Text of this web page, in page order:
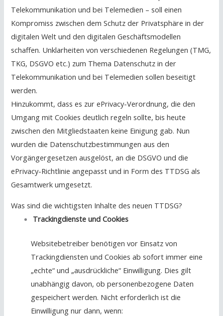
Telekommunikation und bei Telemedien – soll einen
Kompromiss zwischen dem Schutz der Privatsphäre in der
digitalen Welt und den digitalen Geschäftsmodellen
schaffen. Unklarheiten von verschiedenen Regelungen (TMG,
TKG, DSGVO etc.) zum Thema Datenschutz in der
Telekommunikation und bei Telemedien sollen beseitigt
werden.
Hinzukommt, dass es zur ePrivacy-Verordnung, die den
Umgang mit Cookies deutlich regeln sollte, bis heute
zwischen den Mitgliedstaaten keine Einigung gab. Nun
wurden die Datenschutzbestimmungen aus den
Vorgängergesetzen ausgelöst, an die DSGVO und die
ePrivacy-Richtlinie angepasst und in Form des TTDSG als
Gesamtwerk umgesetzt.
Was sind die wichtigsten Inhalte des neuen TTDSG?
Trackingdienste und Cookies
Websitebetreiber benötigen vor Einsatz von
Trackingdiensten und Cookies ab sofort immer eine
„echte“ und „ausdrückliche“ Einwilligung. Dies gilt
unabhängig davon, ob personenbezogene Daten
gespeichert werden. Nicht erforderlich ist die
Einwilligung nur dann, wenn: